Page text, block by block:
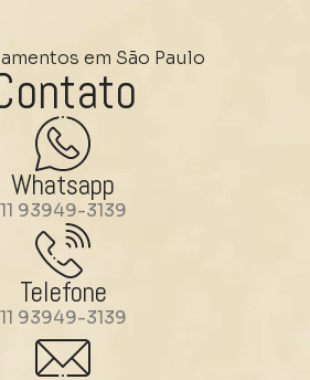
em São Paulo
Whatsapp
11 93949-3139
Telefone
11 93949-3139